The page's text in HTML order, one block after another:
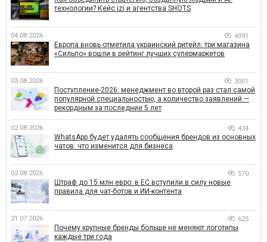
технологии? Кейс izi и агентства SHOTS
04.08.2026 4091
Европа вновь отметила украинский ритейл: три магазина
«Сильпо» вошли в рейтинг лучших супермаркетов
03.08.2026 3001
Поступление-2026: менеджмент во второй раз стал самой
популярной специальностью, а количество заявлений —
рекордным за последние 5 лет
02.08.2026 434
WhatsApp будет удалять сообщения брендов из основных
чатов: что изменится для бизнеса
02.08.2026 570
Штраф до 15 млн евро: в ЕС вступили в силу новые
правила для чат-ботов и ИИ-контента
31.07.2026 625
Почему крупные бренды больше не меняют логотипы
каждые три года